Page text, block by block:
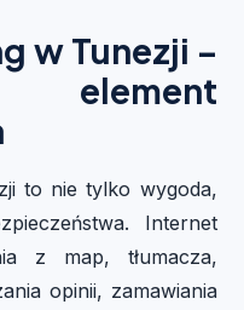
w Tunezji –
to nie tylko wygoda,
Internet
z map, tłumacza,
opinii, zamawiania